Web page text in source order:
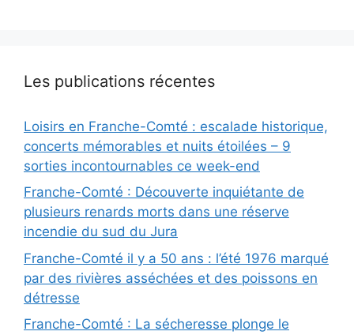
Les publications récentes
Loisirs en Franche-Comté : escalade historique,
concerts mémorables et nuits étoilées – 9
sorties incontournables ce week-end
Franche-Comté : Découverte inquiétante de
plusieurs renards morts dans une réserve
incendie du sud du Jura
Franche-Comté il y a 50 ans : l’été 1976 marqué
par des rivières asséchées et des poissons en
détresse
Franche-Comté : La sécheresse plonge le